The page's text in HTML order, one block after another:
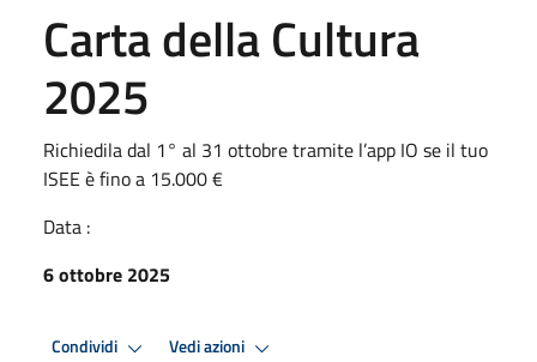
Carta della Cultura
2025
Richiedila dal 1° al 31 ottobre tramite l’app IO se il tuo
ISEE è fino a 15.000 €
Data :
6 ottobre 2025
Condividi Vedi azioni